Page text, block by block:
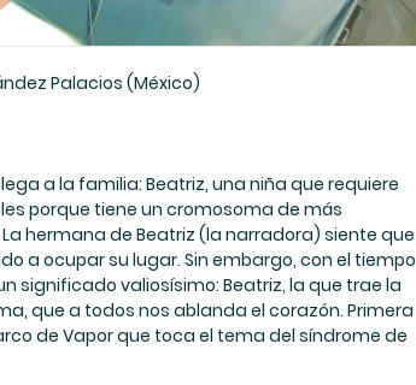
Palacios (México)
a la familia: Beatriz, una niña que requiere
porque tiene un cromosoma de más
hermana de Beatriz (la narradora) siente que
a ocupar su lugar. Sin embargo, con el tiempo
significado valiosísimo: Beatriz, la que trae la
que a todos nos ablanda el corazón. Primera
de Vapor que toca el tema del síndrome de